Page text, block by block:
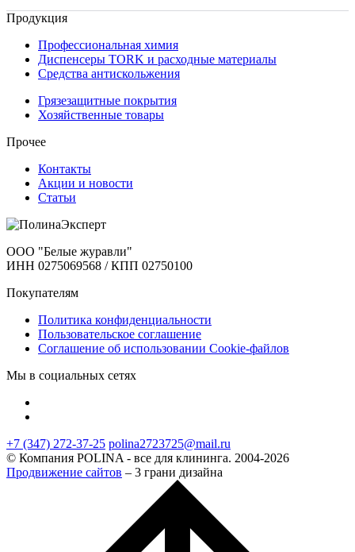
Продукция
Профессиональная химия
Диспенсеры TORK и расходные материалы
Cредства антискольжения
Грязезащитные покрытия
Хозяйственные товары
Прочее
Контакты
Акции и новости
Статьи
ООО "Белые журавли"
ИНН 0275069568 / КПП 02750100
Покупателям
Политика конфиденциальности
Пользовательское соглашение
Соглашение об использовании Cookie-файлов
Мы в социальных сетях
+7 (347) 272-37-25 polina2723725@mail.ru
© Компания POLINA - все для клининга. 2004-2026
Продвижение сайтов – 3 грани дизайна